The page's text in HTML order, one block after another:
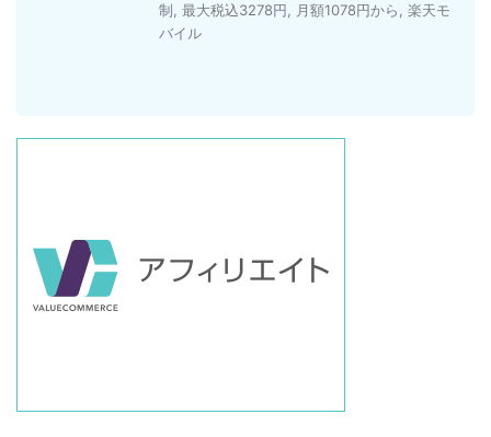
制 最大税込3278円 月額1078円から
楽天モ
バイル